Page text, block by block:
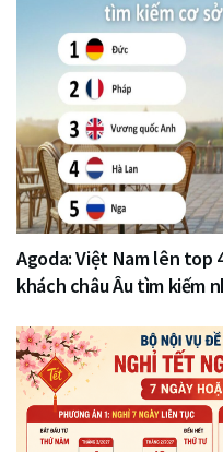
Agoda: Việt Nam lên top
khách châu Âu tìm kiếm